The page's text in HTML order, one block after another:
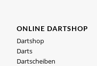
ONLINE DARTSHOP
Dartshop
Darts
Dartscheiben